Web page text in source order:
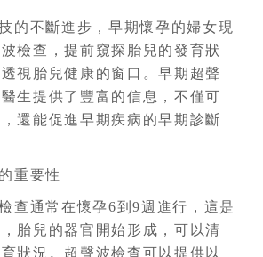
的不斷進步，早期懷孕的婦女現
檢查，提前窺探胎兒的發育狀
視胎兒健康的窗口。早期超聲
生提供了豐富的信息，不僅可
還能促進早期疾病的早期診斷
重要性
查通常在懷孕6到9週進行，這是
胎兒的器官開始形成，可以清
狀況。超聲波檢查可以提供以